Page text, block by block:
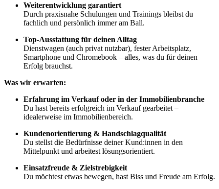
Weiterentwicklung garantiert
Durch praxisnahe Schulungen und Trainings bleibst du
fachlich und persönlich immer am Ball.
Top-Ausstattung für deinen Alltag
Dienstwagen (auch privat nutzbar), fester Arbeitsplatz,
Smartphone und Chromebook – alles, was du für deinen
Erfolg brauchst.
Was wir erwarten:
Erfahrung im Verkauf oder in der Immobilienbranche
Du hast bereits erfolgreich im Verkauf gearbeitet –
idealerweise im Immobilienbereich.
Kundenorientierung & Handschlagqualität
Du stellst die Bedürfnisse deiner Kund:innen in den
Mittelpunkt und arbeitest lösungsorientiert.
Einsatzfreude & Zielstrebigkeit
Du möchtest etwas bewegen, hast Biss und Freude am Erfolg.